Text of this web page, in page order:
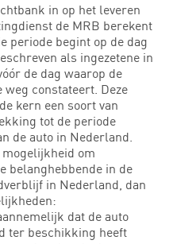
in op het leveren
de MRB berekent
periode begint op de dag
als ingezetene in
de dag waarop de
constateert. Deze
kern een soort van
tot de periode
de auto in Nederland.
om
belanghebbende in de
in Nederland, dan
dat de auto
ter beschikking heeft